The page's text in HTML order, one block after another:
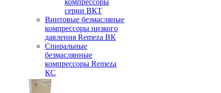
компрессоры
серии ВКТ
Винтовые безмасляные
компрессоры низкого
давления Remeza ВК
Спиральные
безмаслянные
компрессоры Remeza
КС